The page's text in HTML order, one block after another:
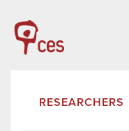
RESEARCHERS